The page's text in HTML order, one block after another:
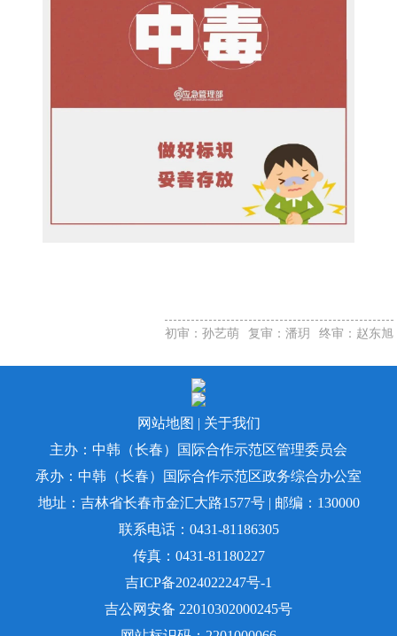
初审：孙艺萌 复审：潘玥 终审：赵东旭
网站地图 | 关于我们
主办：中韩（长春）国际合作示范区管理委员会
承办：中韩（长春）国际合作示范区政务综合办公室
地址：吉林省长春市金汇大路1577号 | 邮编：130000
联系电话：0431-81186305
传真：0431-81180227
吉ICP备2024022247号-1
吉公网安备 22010302000245号